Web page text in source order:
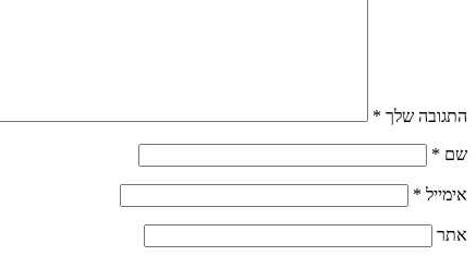
התגובה שלך *
שם *
אימייל *
אתר